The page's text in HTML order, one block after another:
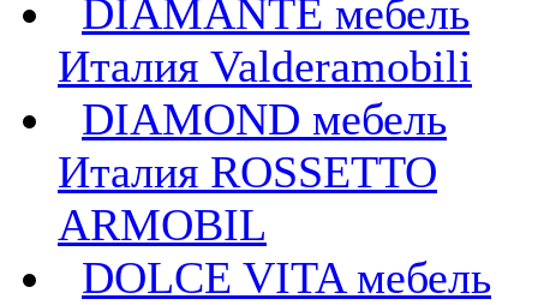
DIAMANTE мебель
Италия Valderamobili
DIAMOND мебель
Италия ROSSETTO
ARMOBIL
DOLCE VITA мебель